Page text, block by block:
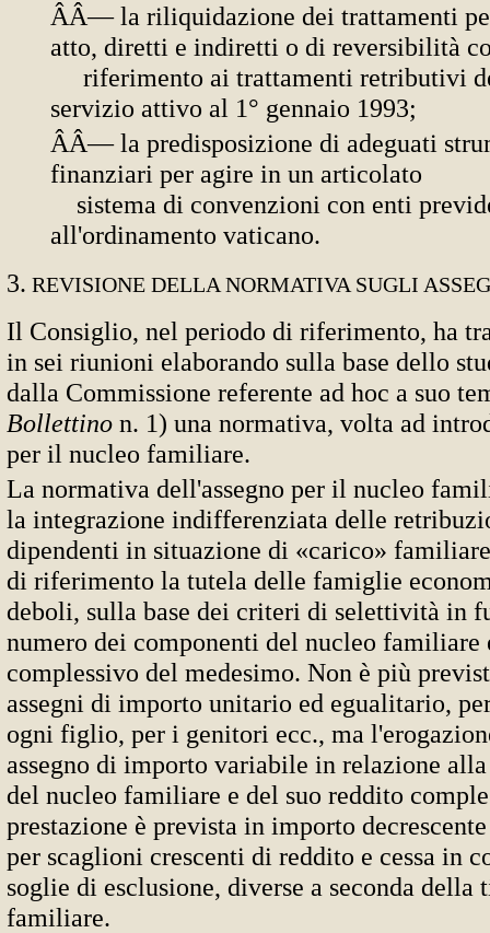
ÂÂ— la riliquidazione dei trattamenti
atto, diretti e indiretti o di reversibilità
riferimento ai trattamenti retributivi
servizio attivo al 1° gennaio 1993;
ÂÂ— la predisposizione di adeguati
finanziari per agire in un articolato
sistema di convenzioni con enti
all'ordinamento vaticano.
3. REVISIONE DELLA NORMATIVA SUGLI
Il Consiglio, nel periodo di riferimento, ha
in sei riunioni elaborando sulla base dello
dalla Commissione referente ad hoc a suo
Bollettino n. 1) una normativa, volta ad
per il nucleo familiare.
La normativa dell'assegno per il nucleo
la integrazione indifferenziata delle
dipendenti in situazione di «carico»
di riferimento la tutela delle famiglie
deboli, sulla base dei criteri di selettività in
numero dei componenti del nucleo familiare
complessivo del medesimo. Non è più
assegni di importo unitario ed egualitario,
ogni figlio, per i genitori ecc., ma
assegno di importo variabile in relazione
del nucleo familiare e del suo reddito
prestazione è prevista in importo
per scaglioni crescenti di reddito e cessa in
soglie di esclusione, diverse a seconda della
familiare.